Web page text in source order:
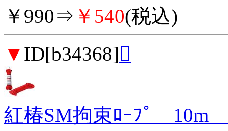
￥990⇒ ￥540(税込)
▼ ID[b34368]
紅椿SM拘束ﾛｰﾌﾟ 10m